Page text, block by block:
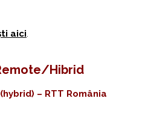
aici.
hibrid
– RTT România